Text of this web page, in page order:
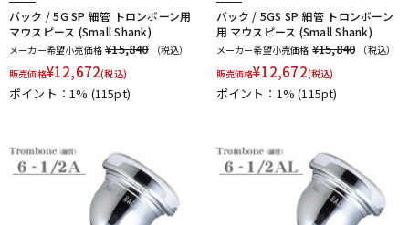
バック / 5G SP 細管 トロンボーン用
マウスピース (Small Shank)
メーカー希望小売価格 ¥15,840
（税込）
販売価格¥12,672(税込)
ポイント：1% (115pt)
バック / 5GS SP 細管 トロンボーン
用 マウスピース (Small Shank)
メーカー希望小売価格 ¥15,840
（税込）
販売価格¥12,672(税込)
ポイント：1%(115pt)